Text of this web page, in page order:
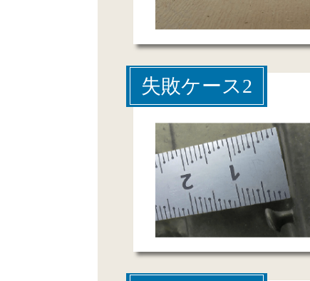
失敗ケース2